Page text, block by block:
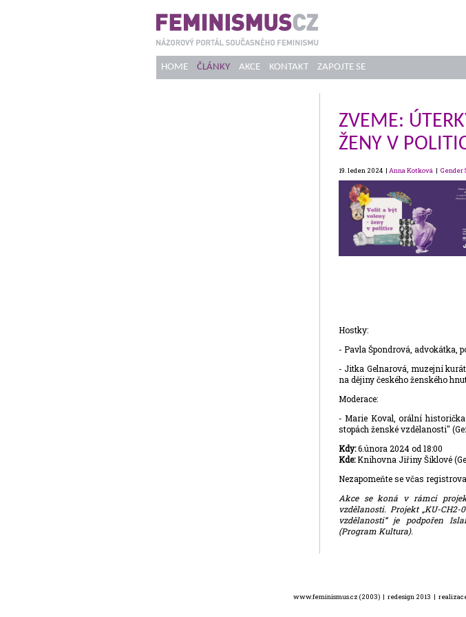
HOME ČLÁNKY AKCE KONTAKT ZAPOJTE SE
ZVEME:
ŽENY V
19. leden 2024 | Anna Kotková | Gender
Hostky:
- Pavla Špondrová, advokátka,
- Jitka Gelnarová, muzejní
na dějiny českého ženského
Moderace:
- Marie Koval, orální
stopách ženské vzdělanosti"
Kdy:6.února 2024 od 18:00
Kde:Knihovna Jiřiny Šiklové
Nezapomeňte se včas
Akce se koná v rámci
vzdělanosti. Projekt „KU-
vzdělanosti“ je podpořen
(Program Kultura).
www.feminismus.cz (2003) | redesign 2013 |